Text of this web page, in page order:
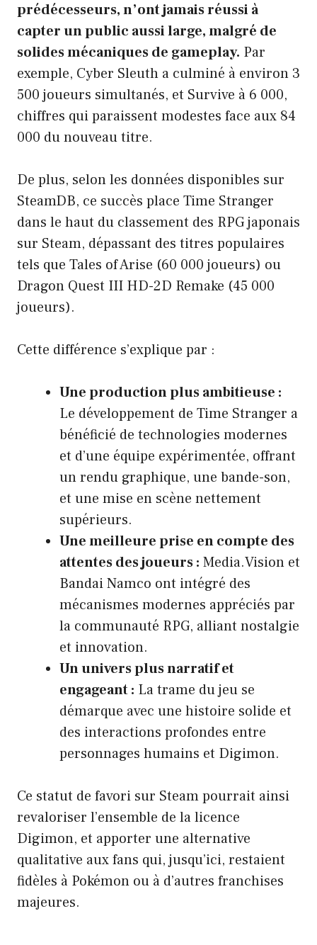
prédécesseurs, n’ont jamais réussi à
capter un public aussi large, malgré de
solides mécaniques de gameplay. Par
exemple, Cyber Sleuth a culminé à environ 3
500 joueurs simultanés, et Survive à 6 000,
chiffres qui paraissent modestes face aux 84
000 du nouveau titre.
De plus, selon les données disponibles sur
SteamDB, ce succès place Time Stranger
dans le haut du classement des RPG japonais
sur Steam, dépassant des titres populaires
tels que Tales of Arise (60 000 joueurs) ou
Dragon Quest III HD-2D Remake (45 000
joueurs).
Cette différence s’explique par :
Une production plus ambitieuse :
Le développement de Time Stranger a
bénéficié de technologies modernes
et d’une équipe expérimentée, offrant
un rendu graphique, une bande-son,
et une mise en scène nettement
supérieurs.
Une meilleure prise en compte des
attentes des joueurs : Media.Vision et
Bandai Namco ont intégré des
mécanismes modernes appréciés par
la communauté RPG, alliant nostalgie
et innovation.
Un univers plus narratif et
engageant : La trame du jeu se
démarque avec une histoire solide et
des interactions profondes entre
personnages humains et Digimon.
Ce statut de favori sur Steam pourrait ainsi
revaloriser l’ensemble de la licence
Digimon, et apporter une alternative
qualitative aux fans qui, jusqu’ici, restaient
fidèles à Pokémon ou à d’autres franchises
majeures.